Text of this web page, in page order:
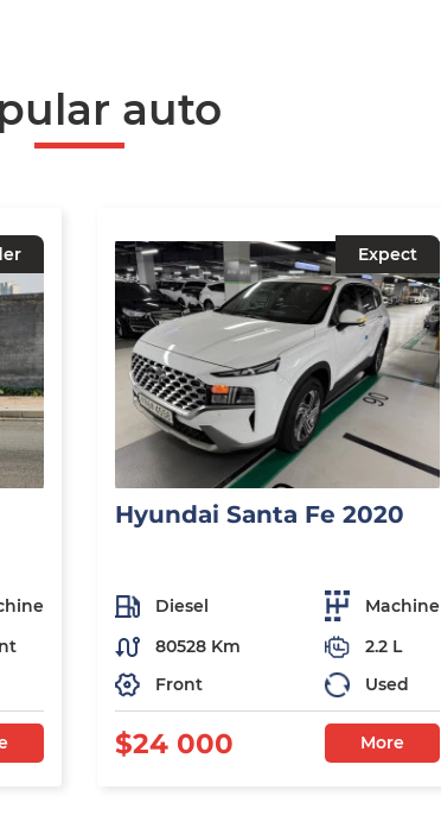
auto
Expect
Hyundai Santa Fe 2020
Diesel
Machine
80528 Km
2.2 L
Front
Used
$24 000 More